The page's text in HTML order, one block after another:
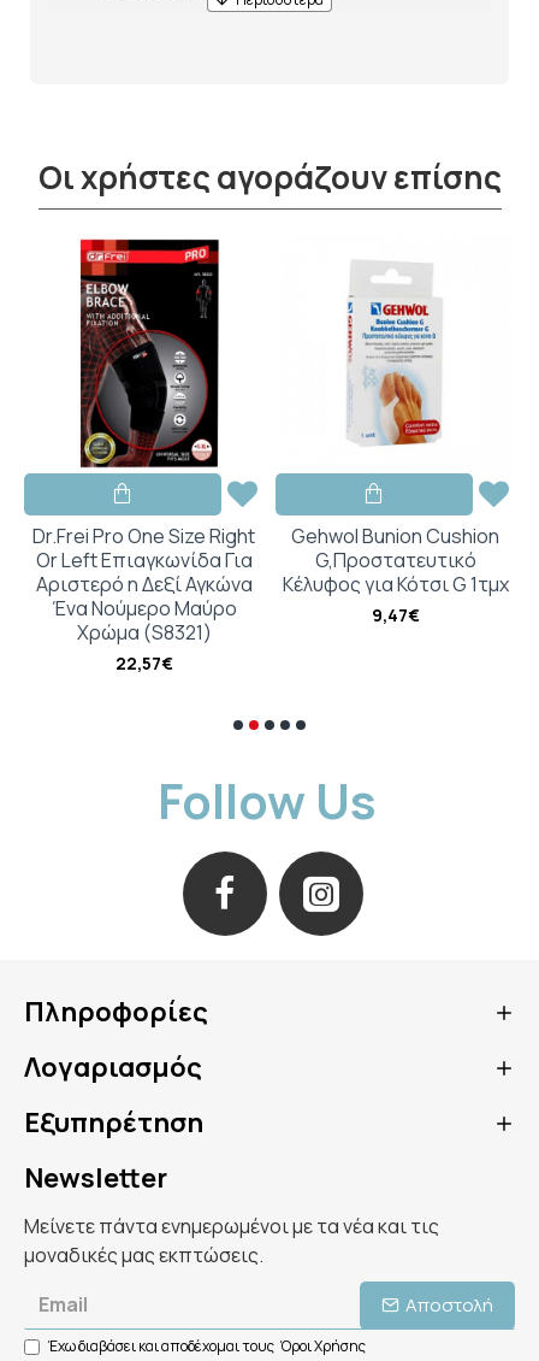
Οι χρήστες αγοράζουν επίσης
Dr.Frei Pro One Size Right
Or Left Επιαγκωνίδα Για
Αριστερό η Δεξί Αγκώνα
Ένα Νούμερο Μαύρο
Xρώμα (S8321)
22,57€
Gehwol Bunion Cushion
G,Προστατευτικό
Κέλυφος για Κότσι G 1τμχ
9,47€
Follow Us
Πληροφορίες
Λογαριασμός
Εξυπηρέτηση
Newsletter
Μείνετε πάντα ενημερωμένοι με τα νέα και τις
μοναδικές μας εκπτώσεις.
Αποστολή
Έχω διαβάσει και αποδέχομαι τους Όροι Χρήσης